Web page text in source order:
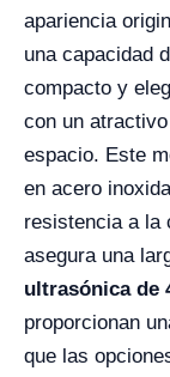
apariencia
una capacidad
compacto y
con un
espacio. Este
en acero
resistencia a la
asegura una
ultrasónica de
proporcionan
que las